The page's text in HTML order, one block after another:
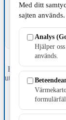
Fristående
ut tidningen
april 2026
Med ditt
sajten används.
Analys
Hjälper
används.